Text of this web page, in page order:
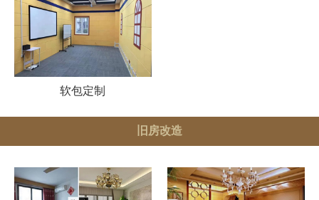
软包定制
旧房改造